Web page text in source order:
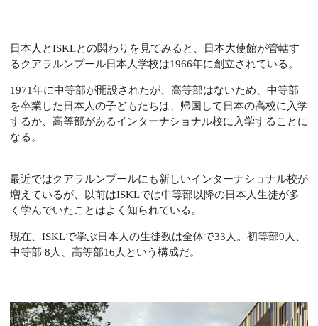
日本人とISKLとの関わりを見てみると、日本大使館が管轄す
るクアラルンプール日本人学校は1966年に創立されている。
1971年に中等部が開設されたが、高等部はないため、中等部
を卒業した日本人の子どもたちは、帰国して日本の高校に入学
するか、高等部があるインターナショナル校に入学することに
なる。
最近ではクアラルンプールにも新しいインターナショナル校が
増えているが、以前はISKLでは中等部以降の日本人生徒が多
く学んでいたことはよく知られている。
現在、ISKLで学ぶ日本人の生徒数は全体で33人。初等部9人、
中等部 8人、高等部16人という構成だ。